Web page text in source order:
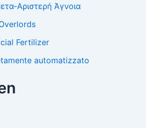
Αριστερή Άγνοια
Fertilizer
automatizzato